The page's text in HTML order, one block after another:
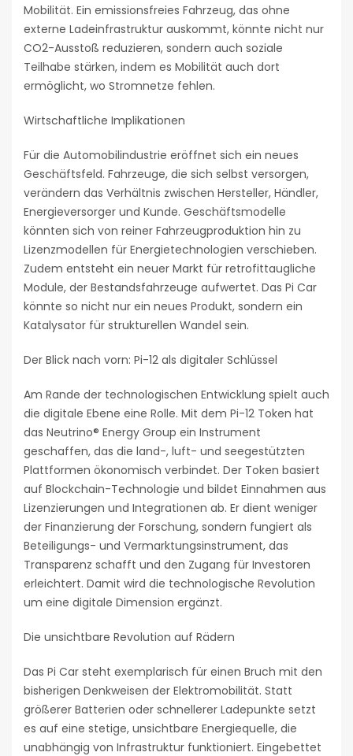
Mobilität. Ein emissionsfreies Fahrzeug, das ohne
externe Ladeinfrastruktur auskommt, könnte nicht nur
CO2-Ausstoß reduzieren, sondern auch soziale
Teilhabe stärken, indem es Mobilität auch dort
ermöglicht, wo Stromnetze fehlen.
Wirtschaftliche Implikationen
Für die Automobilindustrie eröffnet sich ein neues
Geschäftsfeld. Fahrzeuge, die sich selbst versorgen,
verändern das Verhältnis zwischen Hersteller, Händler,
Energieversorger und Kunde. Geschäftsmodelle
könnten sich von reiner Fahrzeugproduktion hin zu
Lizenzmodellen für Energietechnologien verschieben.
Zudem entsteht ein neuer Markt für retrofittaugliche
Module, der Bestandsfahrzeuge aufwertet. Das Pi Car
könnte so nicht nur ein neues Produkt, sondern ein
Katalysator für strukturellen Wandel sein.
Der Blick nach vorn: Pi-12 als digitaler Schlüssel
Am Rande der technologischen Entwicklung spielt auch
die digitale Ebene eine Rolle. Mit dem Pi-12 Token hat
das Neutrino® Energy Group ein Instrument
geschaffen, das die land-, luft- und seegestützten
Plattformen ökonomisch verbindet. Der Token basiert
auf Blockchain-Technologie und bildet Einnahmen aus
Lizenzierungen und Integrationen ab. Er dient weniger
der Finanzierung der Forschung, sondern fungiert als
Beteiligungs- und Vermarktungsinstrument, das
Transparenz schafft und den Zugang für Investoren
erleichtert. Damit wird die technologische Revolution
um eine digitale Dimension ergänzt.
Die unsichtbare Revolution auf Rädern
Das Pi Car steht exemplarisch für einen Bruch mit den
bisherigen Denkweisen der Elektromobilität. Statt
größerer Batterien oder schnellerer Ladepunkte setzt
es auf eine stetige, unsichtbare Energiequelle, die
unabhängig von Infrastruktur funktioniert. Eingebettet